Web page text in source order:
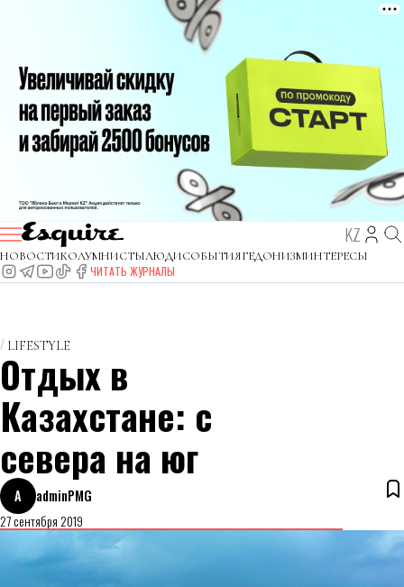
KZ
НОВОСТИКОЛУМНИСТЫЛЮДИСОБЫТИЯГЕДОНИЗМИНТЕРЕСЫ
ЧИТАТЬ ЖУРНАЛЫ
LIFESTYLE
Отдых в
Казахстане: с
севера на юг
A
adminPMG
27 сентября 2019